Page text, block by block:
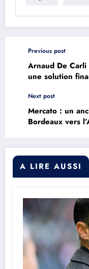
Previous post
Arnaud De
une solution
Next post
Mercato : un
Bordeaux vers
A LIRE AUSSI